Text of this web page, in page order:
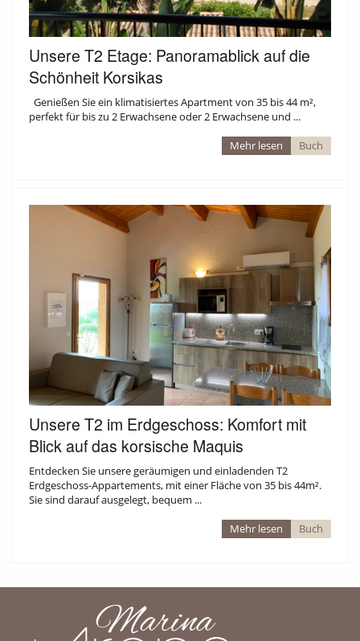
AKTIVITÄTEN
Unsere T2 Etage: Panoramablick auf die
Schönheit Korsikas
Genießen Sie ein klimatisiertes Apartment von 35 bis 44 m²,
perfekt für bis zu 2 Erwachsene oder 2 Erwachsene und ...
Buch
Mehr lesen
Unsere T2 im Erdgeschoss: Komfort mit
Blick auf das korsische Maquis
Entdecken Sie unsere geräumigen und einladenden T2
Erdgeschoss-Appartements, mit einer Fläche von 35 bis 44m².
Sie sind darauf ausgelegt, bequem ...
Buch
Mehr lesen